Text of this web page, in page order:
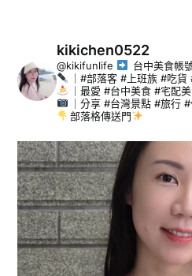
kikichen0522
@kikifunlife
台中美食帳
｜#部落客 #上班族 #吃
｜最愛 #台中美食 #宅配
｜分享 #台灣景點 #旅行
部落格傳送門